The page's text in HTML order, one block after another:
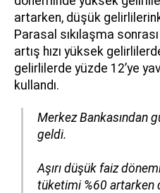
artarken, düşük
Parasal sıkılaşma
artış hızı yüksek
gelirlilerde yüzde 12’ye
kullandı.
Merkez Bankasından
geldi.
Aşırı düşük faiz
tüketimi %60 artarken